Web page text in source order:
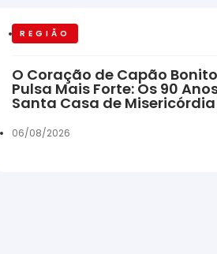
REGIÃO
O Coração de Capão Bonito
Pulsa Mais Forte: Os 90
Santa Casa de Misericórdia
06/08/2026